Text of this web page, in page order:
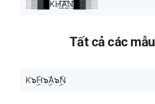
░▒▓█KH̸͟͞A̸͟͞N̸͟͞█▓▒░
Tất cả các mẫu
K๖ۣۜH๖ۣۜA๖ۣۜN